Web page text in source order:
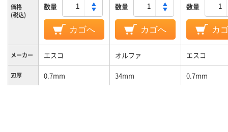
価格
(税込)
数量
カゴへ
数量
カゴへ
数量
カ
メーカー エスコ オルファ エスコ
刃厚 0.7mm 34mm 0.7mm